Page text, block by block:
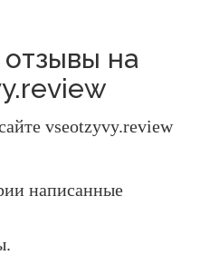
отзывы на
vseotzyvy.review
написанные